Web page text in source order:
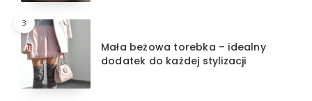
3
Mała beżowa torebka – idealny
dodatek do każdej stylizacji